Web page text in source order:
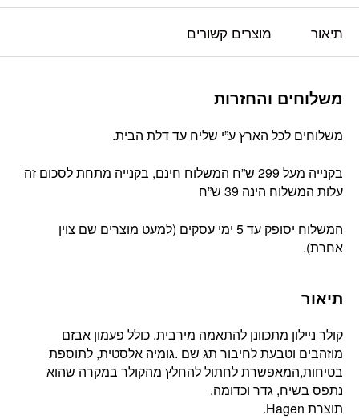
תיאור מוצרים קשורים
משלוחים והחזרות
משלוחים לכל הארץ ע”י שליח עד דלת הבית.
בקנייה מעל 299 ש”ח המשלוח חינם, בקנייה מתחת לסכום זה
עלות המשלוח הינה 39 ש”ח
המשלוח יסופק עד 5 ימי עסקים (למעט מוצרים שם צוין
אחרת).
תיאור
קולר ניילון מתכוונן להתאמה מירבית. כולל פעמון אבזם
מוזהבים וטבעת לחיבור תג שם .גומיה אלסטית, לתוספת
בטיחות,המאפשרת לחתול להחלץ מהקולר במקרה שהוא
נתפס בשיח, גדר וכדומה.
תוצרת Hagen.